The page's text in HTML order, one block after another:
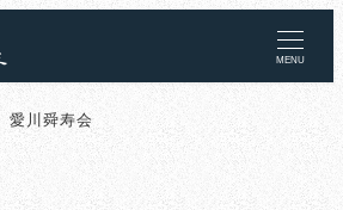
MENU
愛川舜寿会